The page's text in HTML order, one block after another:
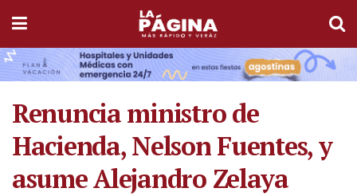
Renuncia ministro de
Hacienda, Nelson Fuentes, y
asume Alejandro Zelaya